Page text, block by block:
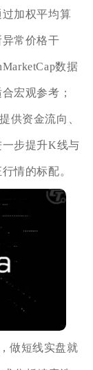
加权平均算
常价格干
数据
宏观参考；
供资金流向、
步提升K线与
情的标配。
做短线实盘就